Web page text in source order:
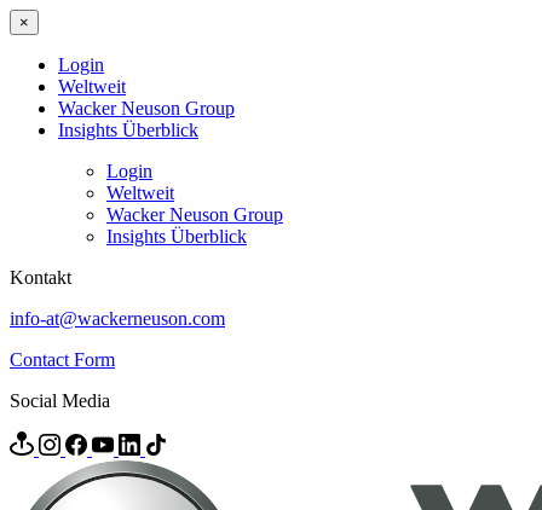
×
Login
Weltweit
Wacker Neuson Group
Insights Überblick
Login
Weltweit
Wacker Neuson Group
Insights Überblick
Kontakt
info-at@wackerneuson.com
Contact Form
Social Media